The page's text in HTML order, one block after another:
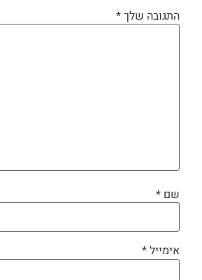
התגובה שלך*
שם *
אימייל*